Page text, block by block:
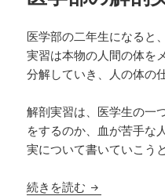
医学部の二年生になると
実習は本物の人間の体を
分解していき、人の体の
解剖実習は、医学生の一
をするのか、血が苦手な
実について書いていこう
続きを読む 医学部の解剖